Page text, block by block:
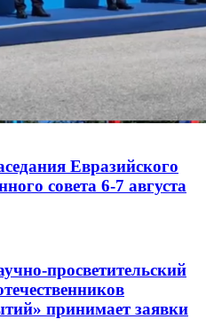
Евразийского
совета 6-7 августа
просветительский
принимает заявки